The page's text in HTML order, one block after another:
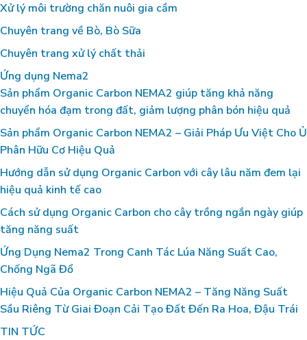
Xử lý môi trường chăn nuôi gia cầm
Chuyên trang về Bò, Bò Sữa
Chuyên trang xử lý chất thải
Ứng dụng Nema2
Sản phẩm Organic Carbon NEMA2 giúp tăng khả năng
chuyển hóa đạm trong đất, giảm lượng phân bón hiệu quả
Sản phẩm Organic Carbon NEMA2 – Giải Pháp Ưu Việt Cho Ủ
Phân Hữu Cơ Hiệu Quả
Hướng dẫn sử dụng Organic Carbon với cây lâu năm đem lại
hiệu quả kinh tế cao
Cách sử dụng Organic Carbon cho cây trồng ngắn ngày giúp
tăng năng suất
Ứng Dụng Nema2 Trong Canh Tác Lúa Năng Suất Cao,
Chống Ngã Đổ
Hiệu Quả Của Organic Carbon NEMA2 – Tăng Năng Suất
Sầu Riêng Từ Giai Đoạn Cải Tạo Đất Đến Ra Hoa, Đậu Trái
TIN TỨC